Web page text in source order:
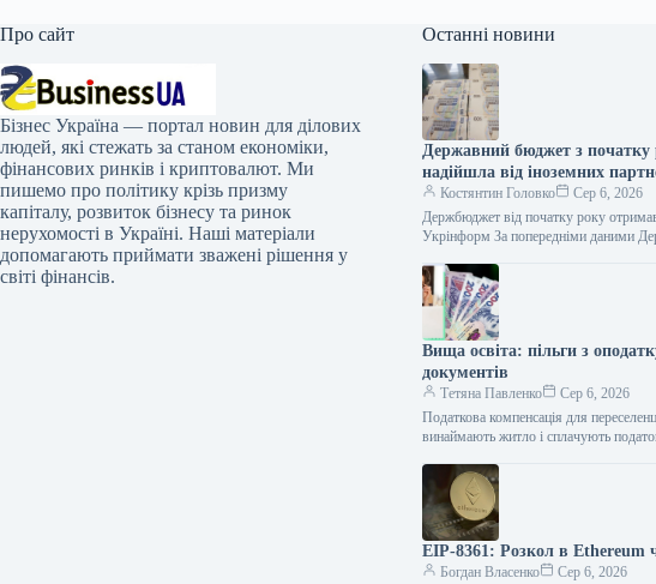
Про сайт
Бізнес Україна — портал новин для ділових
людей, які стежать за станом економіки,
фінансових ринків і криптовалют. Ми
пишемо про політику крізь призму
капіталу, розвиток бізнесу та ринок
нерухомості в Україні. Наші матеріали
допомагають приймати зважені рішення у
світі фінансів.
Останні новини
Державний бюджет з початку
надійшла від іноземних
Костянтин Головко
Сер 6, 2026
Держбюджет від початку року
Укрінформ За попередніми даними
Вища освіта: пільги з
документів
Тетяна Павленко
Сер 6, 2026
Податкова компенсація для
винаймають житло і сплачують
EIP-8361: Розкол в Ethereum
Богдан Власенко Сер 6, 2026